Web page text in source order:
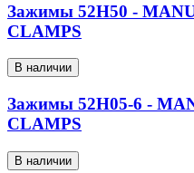
Зажимы 52H50 -
CLAMPS
В наличии
Зажимы 52H05-6 -
CLAMPS
В наличии